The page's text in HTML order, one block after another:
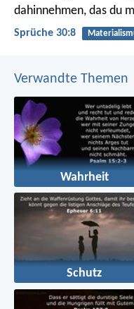
dahinnehmen, das du
Sprüche 30:8
Verwandte Themen
Wahrheit
Schutz